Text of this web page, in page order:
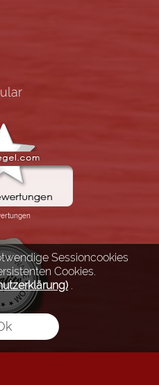
Sessioncookies
Cookies.
.